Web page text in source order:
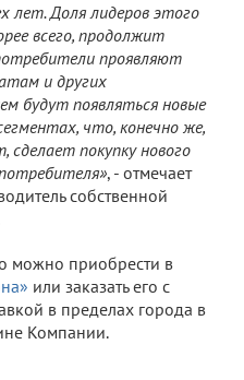
лет. Доля лидеров этого
всего, продолжит
проявляют
и других
будут появляться новые
что, конечно же,
сделает покупку нового
, - отмечает
собственной
можно приобрести в
или заказать его с
в пределах города в
Компании.